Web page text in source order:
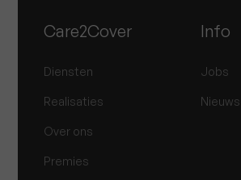
Care2Cover
Diensten
Realisaties
Over ons
Premies
Info
Jobs
Nieuws